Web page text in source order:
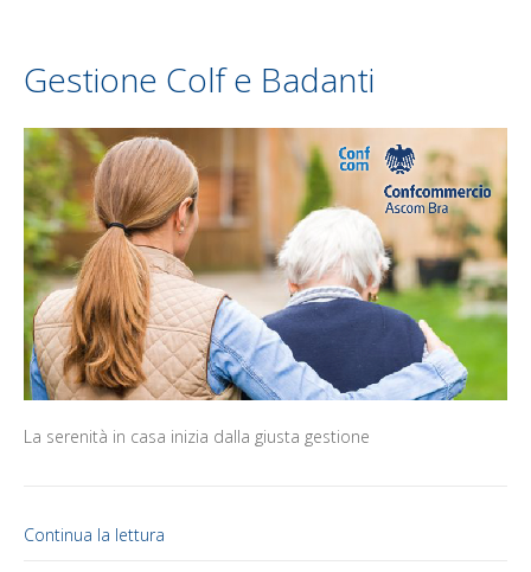
Gestione Colf e Badanti
La serenità in casa inizia dalla giusta gestione
Continua la lettura